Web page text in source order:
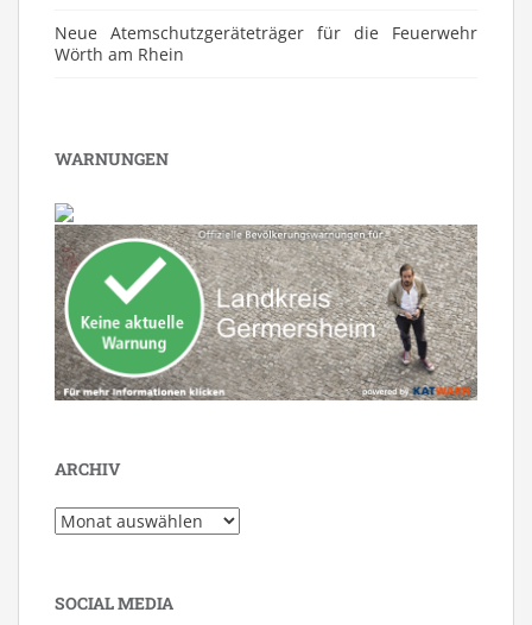
Neue Atemschutzgeräteträger für die Feuerwehr
Wörth am Rhein
WARNUNGEN
ARCHIV
Archiv
SOCIAL MEDIA